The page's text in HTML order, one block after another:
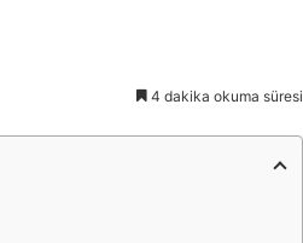
4 dakika okuma süresi